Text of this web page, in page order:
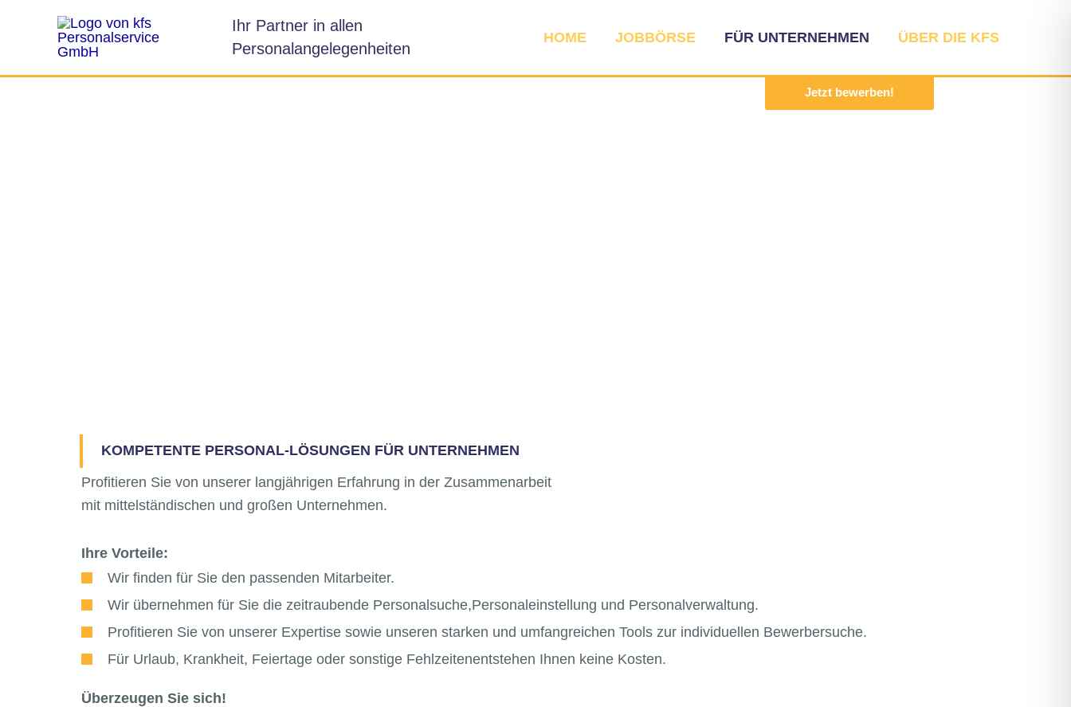
Ihr Partner in allen
Personalangelegenheiten
HOME JOBBÖRSE FÜR UNTERNEHMEN ÜBER DIE KFS
Jetzt bewerben!
KOMPETENTE PERSONAL-LÖSUNGEN FÜR UNTERNEHMEN
Profitieren Sie von unserer langjährigen Erfahrung in der Zusammenarbeit
mit mittelständischen und großen Unternehmen.
Ihre Vorteile:
Wir finden für Sie den passenden Mitarbeiter.
Wir übernehmen für Sie die zeitraubende Personalsuche,Personaleinstellung und Personalverwaltung.
Profitieren Sie von unserer Expertise sowie unseren starken und umfangreichen Tools zur individuellen Bewerbersuche.
Für Urlaub, Krankheit, Feiertage oder sonstige Fehlzeitenentstehen Ihnen keine Kosten.
Überzeugen Sie sich!